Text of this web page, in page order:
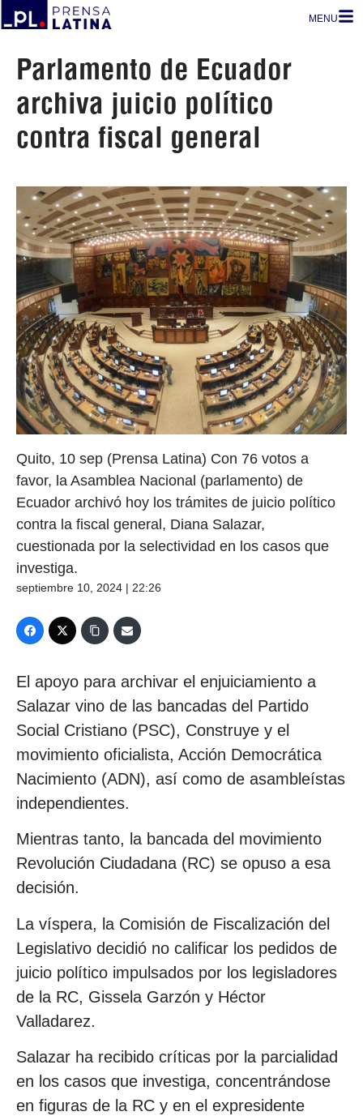
MENU
Parlamento de Ecuador
archiva juicio político
contra fiscal general
Quito, 10 sep (Prensa Latina) Con 76 votos a
favor, la Asamblea Nacional (parlamento) de
Ecuador archivó hoy los trámites de juicio político
contra la fiscal general, Diana Salazar,
cuestionada por la selectividad en los casos que
investiga.
septiembre 10, 2024 | 22:26
El apoyo para archivar el enjuiciamiento a
Salazar vino de las bancadas del Partido
Social Cristiano (PSC), Construye y el
movimiento oficialista, Acción Democrática
Nacimiento (ADN), así como de asambleístas
independientes.
Mientras tanto, la bancada del movimiento
Revolución Ciudadana (RC) se opuso a esa
decisión.
La víspera, la Comisión de Fiscalización del
Legislativo decidió no calificar los pedidos de
juicio político impulsados por los legisladores
de la RC, Gissela Garzón y Héctor
Valladarez.
Salazar ha recibido críticas por la parcialidad
en los casos que investiga, concentrándose
en figuras de la RC y en el expresidente